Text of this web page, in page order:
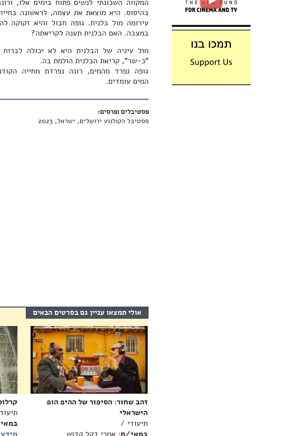
המקווה השכונתי לנשים פתוח בימים אלו,
בהיסוס. היא מוצאת את עצמה, לראשונה
עירומה מול בלנית. גופה חבול והיא זקוקה
במצבה. האם הבלנית תענה לקריאתה?
מול עיניה של הבלנית היא לא יכולה
"כ-שר", קריאת הבלנית הולמת בה.
גופה נפרד מהמים, רונה נפרדת מחייה
המים עומדים.
פסטיבלים ופרסים:
פסטיבל הקולנוע ירושלים, ישראל, 2023
אולי תמצאו עניין גם בסרטים הבאים
תיעודי /
זהב שחור: הסיפור של ההיפ הופ
הישראלי
תיעודי /